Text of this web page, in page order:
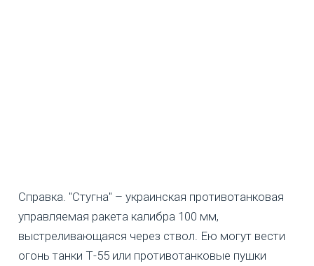
Справка. "Стугна" – украинская противотанковая
управляемая ракета калибра 100 мм,
выстреливающаяся через ствол. Ею могут вести
огонь танки Т-55 или противотанковые пушки